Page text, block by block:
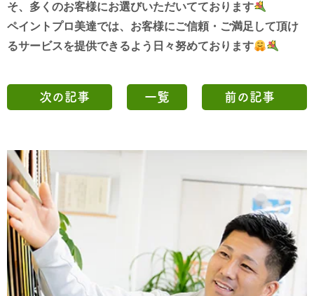
そ、 多くのお客様にお選びいただいてております
ペイントプロ美達では、お客様にご信頼・ご満足して頂け
るサービスを提供できるよう 日々努めております
次の記事 一覧 前の記事